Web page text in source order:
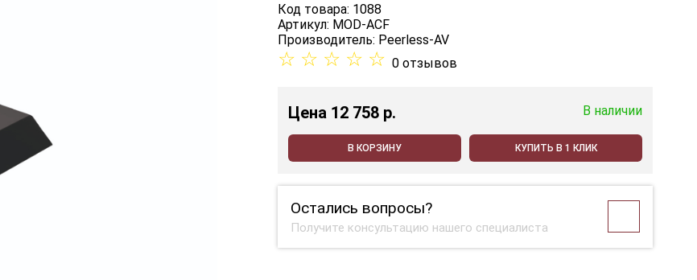
Код товара: 1088
Артикул: MOD-ACF
Производитель: Peerless-AV
☆ ☆ ☆ ☆ ☆ 0 отзывов
Цена 12 758 p. В наличии
В КОРЗИНУ КУПИТЬ В 1 КЛИК
Остались вопросы?
Получите консультацию нашего специалиста